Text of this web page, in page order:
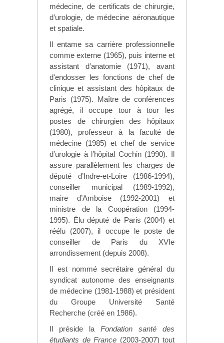
médecine, de certificats de chirurgie,
d’urologie, de médecine aéronautique
et spatiale.
Il entame sa carrière professionnelle
comme externe (1965), puis interne et
assistant d’anatomie (1971), avant
d'endosser les fonctions de chef de
clinique et assistant des hôpitaux de
Paris (1975). Maître de conférences
agrégé, il occupe tour à tour les
postes de chirurgien des hôpitaux
(1980), professeur à la faculté de
médecine (1985) et chef de service
d’urologie à l’hôpital Cochin (1990). Il
assure parallèlement les charges de
député d’Indre-et-Loire (1986-1994),
conseiller municipal (1989-1992),
maire d’Amboise (1992-2001) et
ministre de la Coopération (1994-
1995). Élu député de Paris (2004) et
réélu (2007), il occupe le poste de
conseiller de Paris du XVIe
arrondissement (depuis 2008).
Il est nommé secrétaire général du
syndicat autonome des enseignants
de médecine (1981-1988) et président
du Groupe Université Santé
Recherche (créé en 1986).
Il préside la Fondation santé des
étudiants de France (2003-2007) tout